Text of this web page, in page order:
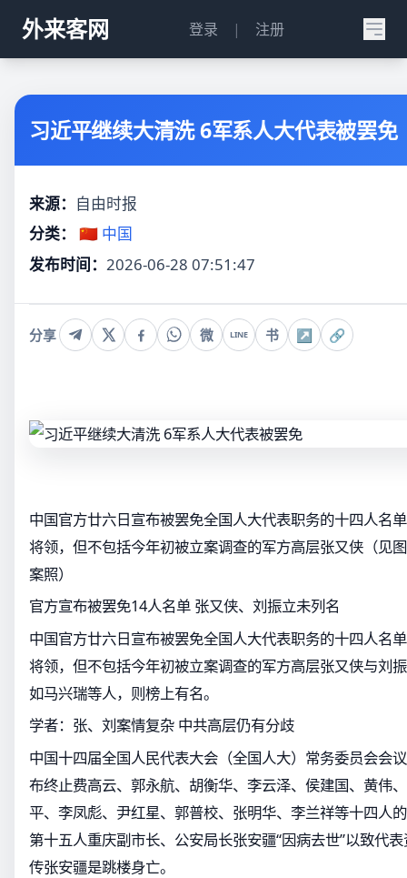
外来客网 登录 | 注册
习近平继续大清洗 6军系人大代表被罢免
来源： 自由时报
分类：
🇨🇳 中国
发布时间： 2026-06-28 07:51:47
分享 微 LINE 书 ↗ 🔗
中国官方廿六日宣布被罢免全国人大代表职务的十四人名
将领，但不包括今年初被立案调查的军方高层张又侠（见
案照）
官方宣布被罢免14人名单 张又侠、刘振立未列名
中国官方廿六日宣布被罢免全国人大代表职务的十四人名
将领，但不包括今年初被立案调查的军方高层张又侠与刘
如马兴瑞等人，则榜上有名。
学者：张、刘案情复杂 中共高层仍有分歧
中国十四届全国人民代表大会（全国人大）常务委员会会
布终止费高云、郭永航、胡衡华、李云泽、侯建国、黄伟
平、李凤彪、尹红星、郭普校、张明华、李兰祥等十四人
第十五人重庆副市长、公安局长张安疆“因病去世”以致代
传张安疆是跳楼身亡。